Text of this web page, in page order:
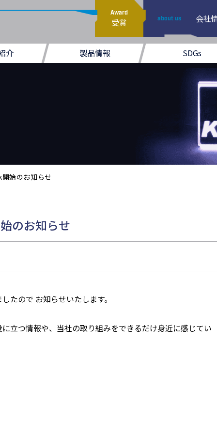
Award
受賞 about us 会社
介 製品情報 SDGs
始のお知らせ
のお知らせ
たので お知らせいたします。
立つ情報や、当社の取り組みをできるだけ身近に感じてい